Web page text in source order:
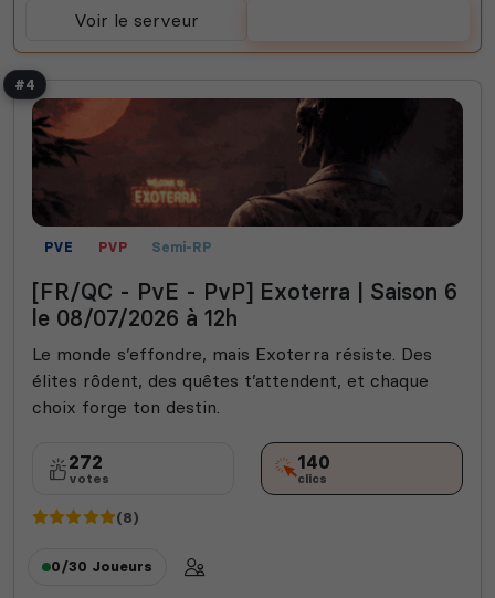
Voir le serveur
#4
PVE PVP Semi-RP
[FR/QC - PvE - PvP] Exoterra | Saison 6
le 08/07/2026 à 12h
Le monde s’effondre, mais Exoterra résiste. Des
élites rôdent, des quêtes t’attendent, et chaque
choix forge ton destin.
272
votes
140
clics
(8)
0/30 Joueurs